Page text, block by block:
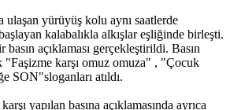
ulaşan yürüyüş kolu aynı saatlerde
kalabalıkla alkışlar eşliğinde birleşti.
açıklaması gerçekleştirildi. Basın
"Faşizme karşı omuz omuza" , "Çocuk
SON"sloganları atıldı.
yapılan basına açıklamasında ayrıca